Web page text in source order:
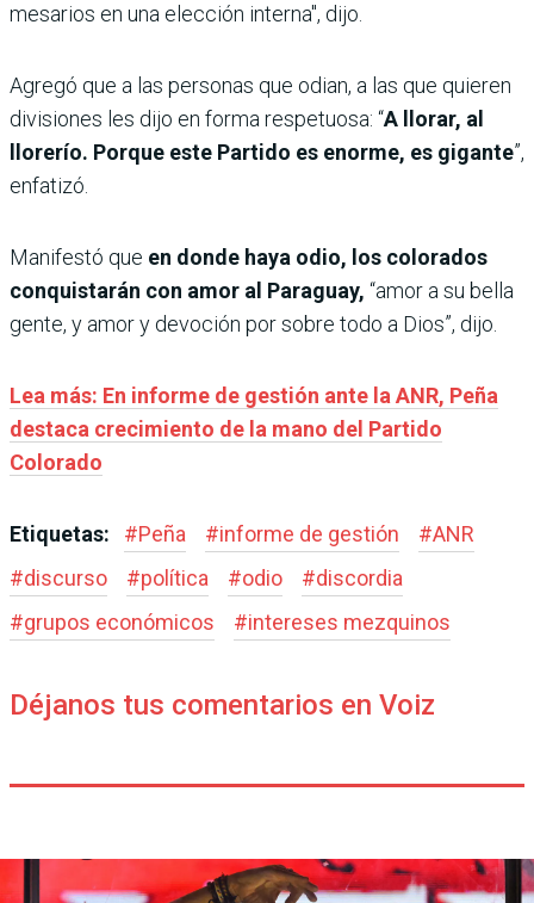
mesarios en una elección interna", dijo.
Agregó que a las personas que odian, a las que quieren
divisiones les dijo en forma respetuosa: “A llorar, al
llorerío. Porque este Partido es enorme, es gigante”,
enfatizó.
Manifestó que en donde haya odio, los colorados
conquistarán con amor al Paraguay, “amor a su bella
gente, y amor y devoción por sobre todo a Dios”, dijo.
Lea más: En informe de gestión ante la ANR, Peña
destaca crecimiento de la mano del Partido
Colorado
Etiquetas: #Peña #informe de gestión #ANR
#discurso #política #odio #discordia
#grupos económicos #intereses mezquinos
Déjanos tus comentarios en Voiz